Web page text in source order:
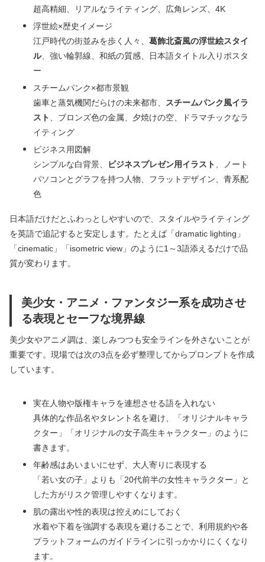
超高精細、リアルなライティング、広角レンズ、4K
浮世絵×歴史イメージ
江戸時代の街並みを歩く人々、 葛飾北斎風の浮世絵スタイ
ル、強い輪郭線、和紙の質感、日本語タイトル入りポスタ
ー
スチームパンク×都市景観
歯車と蒸気機関だらけの未来都市、 スチームパンク風イラ
スト、ブロンズ色の金属、夕焼けの空、ドラマチックなラ
イティング
ビジネス用図解
シンプルな白背景、
ビジネスプレゼン用イラスト、ノート
パソコンとグラフを持つ人物、フラットデザイン、青系配
色
日本語だけだとふわっとしやすいので、スタイルやライティング
を英語で追記すると安定します。たとえば「dramatic lighting」
「cinematic」「isometric view」のように1～3語添えるだけで品
質が変わります。
美少女・アニメ・ファンタジー系を成功させ
る表現とセーフな境界線
美少女やアニメ調は、楽しみつつも安全ラインを外さないことが
重要です。現場では次の3点を必ず整理してからプロンプトを作成
しています。
実在人物や版権キャラを連想させる語を入れない
具体的な作品名やタレント名を避け、「オリジナルキャラ
クター」「オリジナルの女子高生キャラクター」のように
書きます。
年齢感はあいまいにせず、大人寄りに表現する
「若い女の子」よりも「20代前半の女性キャラクター」と
した方がリスク管理しやすくなります。
肌の露出や性的表現は控えめにしておく
水着や下着を強調する表現を避けることで、利用規約や各
プラットフォームのガイドラインに引っかかりにくくなり
ます。